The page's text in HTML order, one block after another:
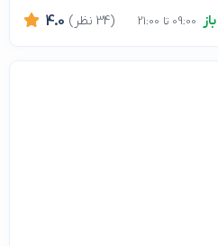
باز 4.0 (34 نظر)